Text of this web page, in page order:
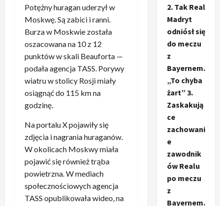
Potężny huragan uderzył w
Moskwę. Są zabici i ranni.
Burza w Moskwie została
oszacowana na 10 z 12
punktów w skali Beauforta —
podała agencja TASS. Porywy
wiatru w stolicy Rosji miały
osiągnąć do 115 km na
godzinę.
Na portalu X pojawiły się
zdjęcia i nagrania huraganów.
W okolicach Moskwy miała
pojawić się również trąba
powietrzna. W mediach
społecznościowych agencja
TASS opublikowała wideo, na
2. Tak Real
Madryt
odniósł się
do meczu
z
Bayernem.
„To chyba
żart” 3.
Zaskakują
ce
zachowani
e
zawodnik
ów Realu
po meczu
z
Bayernem.